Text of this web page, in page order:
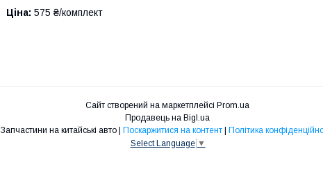
Ціна: 575 ₴/комплект
Сайт створений на маркетплейсі Prom.ua
Продавець на Bigl.ua
Запчастини на китайські авто | Поскаржитися на контент | Політика
Select Language ▼